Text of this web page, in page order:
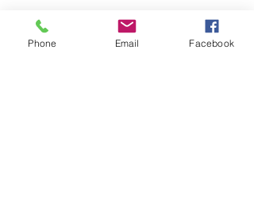
Phone Email Facebook